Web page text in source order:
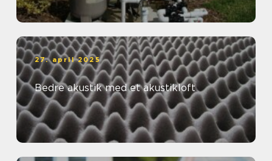
27. april 2025
Bedre akustik med et akustikloft